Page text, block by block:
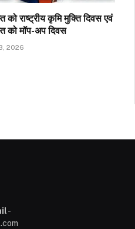
को राष्ट्रीय कृमि मुक्ति दिवस एवं
को मॉप-अप दिवस
2026
-